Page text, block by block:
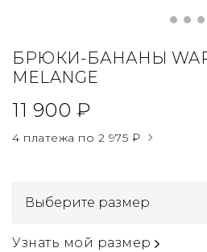
БРЮКИ-БАНАНЫ
MELANGE
11 900 ₽
4 платежа по 2 975 ₽
Узнать мой размер